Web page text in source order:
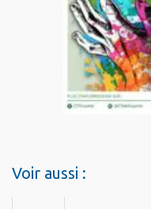
Voir aussi :